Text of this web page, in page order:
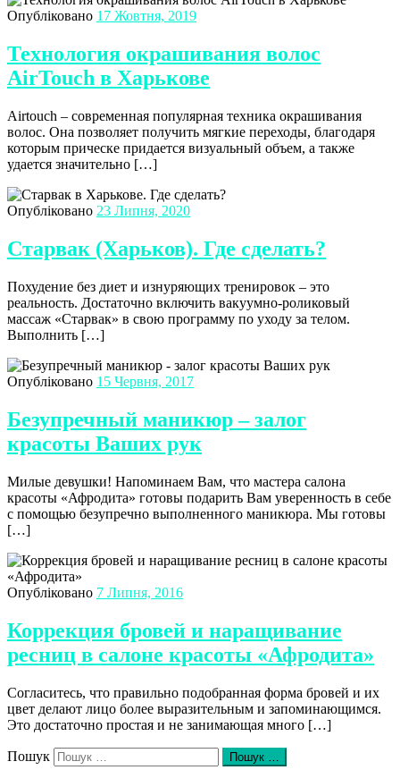
Опубліковано 17 Жовтня, 2019
Технология окрашивания волос
AirTouch в Харькове
Airtouch – современная популярная техника окрашивания
волос. Она позволяет получить мягкие переходы, благодаря
которым прическе придается визуальный объем, а также
удается значительно […]
Опубліковано 23 Липня, 2020
Старвак (Харьков). Где сделать?
Похудение без диет и изнуряющих тренировок – это
реальность. Достаточно включить вакуумно-роликовый
массаж «Старвак» в свою программу по уходу за телом.
Выполнить […]
Опубліковано 15 Червня, 2017
Безупречный маникюр – залог
красоты Ваших рук
Милые девушки! Напоминаем Вам, что мастера салона
красоты «Афродита» готовы подарить Вам уверенность в себе
с помощью безупречно выполненного маникюра. Мы готовы
[…]
Опубліковано 7 Липня, 2016
Коррекция бровей и наращивание
ресниц в салоне красоты «Афродита»
Согласитесь, что правильно подобранная форма бровей и их
цвет делают лицо более выразительным и запоминающимся.
Это достаточно простая и не занимающая много […]
Пошук Пошук …